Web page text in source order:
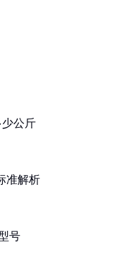
公斤
准解析
号